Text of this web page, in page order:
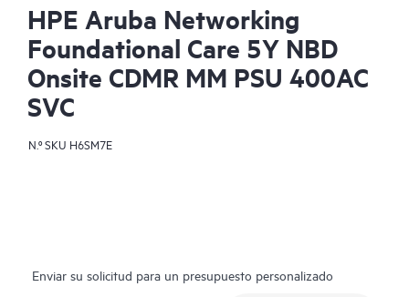
HPE Aruba Networking
Foundational Care 5Y NBD
Onsite CDMR MM PSU 400AC
SVC
N.º SKU H6SM7E
Enviar su solicitud para un presupuesto personalizado